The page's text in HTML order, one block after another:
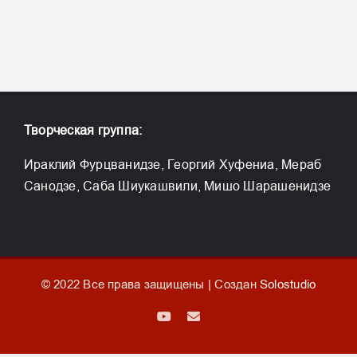
Творческая группа:
Ираклий Фурцванидзе, Георгий Хуфениа, Мераб
Санодзе, Саба Шиукашвили, Мишо Шарашенидзе
© 2022 Все права защищены | Создан Solostudio
YouTubeEmail